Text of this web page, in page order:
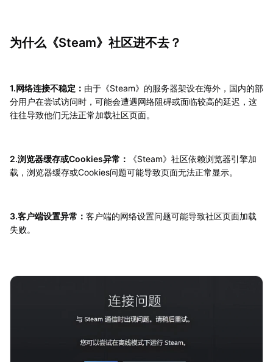
为什么《Steam》社区进不去？
1.网络连接不稳定： 由于《Steam》的服务器架设在海外，国内的部
分用户在尝试访问时，可能会遭遇网络阻碍或面临较高的延迟，这
往往导致他们无法正常加载社区页面。
2.浏览器缓存或Cookies异常：
《Steam》社区依赖浏览器引擎加
载，浏览器缓存或Cookies问题可能导致页面无法正常显示。
3.客户端设置异常： 客户端的网络设置问题可能导致社区页面加载
失败。